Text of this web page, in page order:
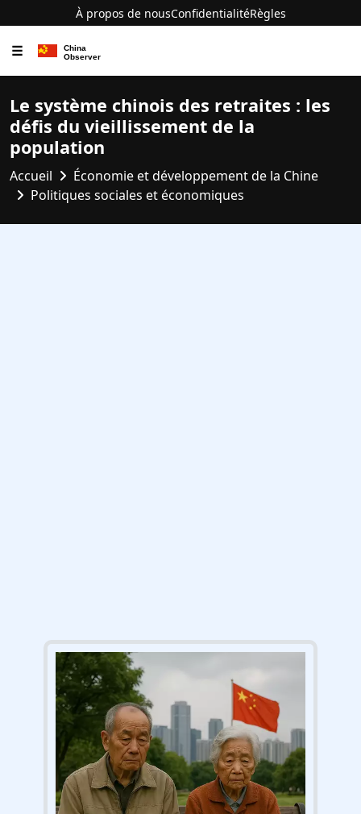
À propos de nousConfidentialitéRègles
☰
Le système chinois des retraites : les
défis du vieillissement de la
population
Accueil
Économie et développement de la Chine
Politiques sociales et économiques